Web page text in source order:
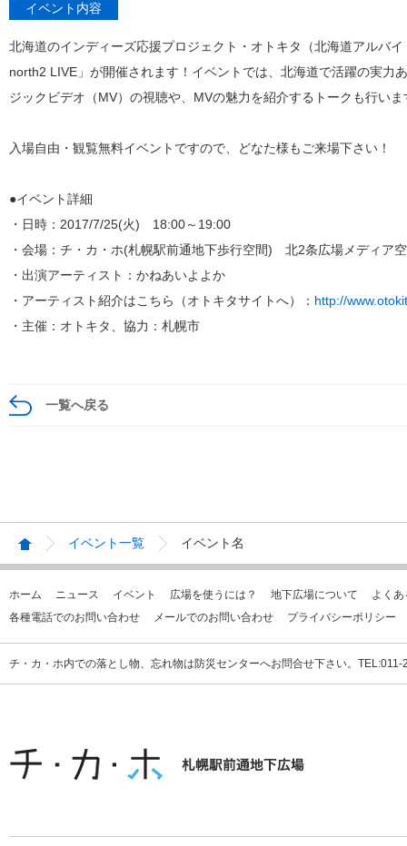
イベント内容
北海道のインディーズ応援プロジェクト・オトキタ（北海道アルバ
north2 LIVE」が開催されます！イベントでは、北海道で活躍の実力
ジックビデオ（MV）の視聴や、MVの魅力を紹介するトークも行いま
入場自由・観覧無料イベントですので、どなた様もご来場下さい！
●イベント詳細
・日時：2017/7/25(火) 18:00～19:00
・会場：チ・カ・ホ(札幌駅前通地下歩行空間) 北2条広場メディア
・出演アーティスト：かねあいよよか
・アーティスト紹介はこちら（オトキタサイトへ）： http://
・主催：オトキタ、協力：札幌市
一覧へ戻る
イベント一覧 イベント名
ホーム ニュース イベント 広場を使うには？ 地下広場について
よく
各種電話でのお問い合わせ
メールでのお問い合わせ プライバシーポリシー
チ・カ・ホ内での落とし物、忘れ物は防災センターへお問合せ下さい。